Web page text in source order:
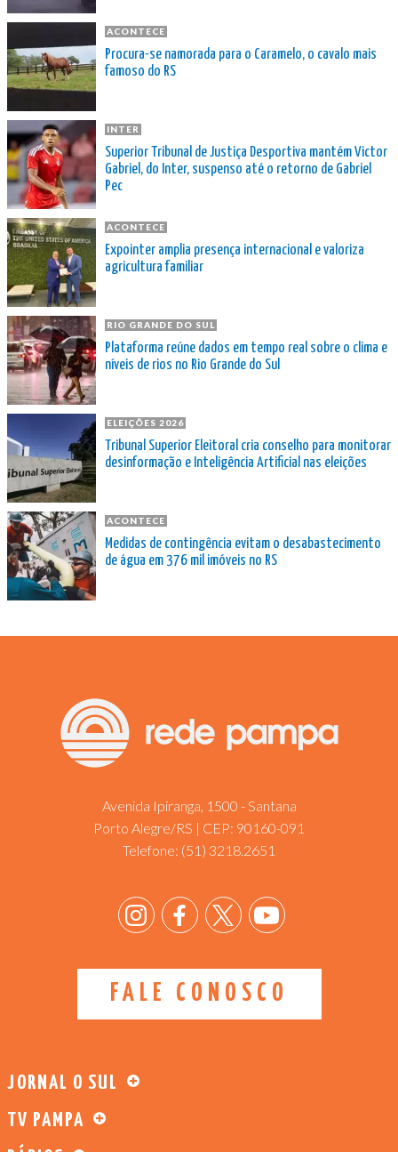
ACONTECE
Procura-se namorada para o Caramelo, o cavalo mais
famoso do RS
INTER
Superior Tribunal de Justiça Desportiva mantém Victor
Gabriel, do Inter, suspenso até o retorno de Gabriel
Pec
ACONTECE
Expointer amplia presença internacional e valoriza
agricultura familiar
RIO GRANDE DO SUL
Plataforma reúne dados em tempo real sobre o clima e
níveis de rios no Rio Grande do Sul
ELEIÇÕES 2026
Tribunal Superior Eleitoral cria conselho para monitorar
desinformação e Inteligência Artificial nas eleições
ACONTECE
Medidas de contingência evitam o desabastecimento
de água em 376 mil imóveis no RS
Avenida Ipiranga, 1500 - Santana
Porto Alegre/RS | CEP: 90160-091
Telefone: (51) 3218.2651
FALE CONOSCO
JORNAL O SUL
TV PAMPA